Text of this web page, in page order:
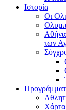
Ιστορία
Οι
των